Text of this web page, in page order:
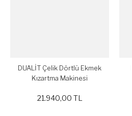
DUALİT Çelik Dörtlü Ekmek
Kızartma Makinesi
21.940,00 TL